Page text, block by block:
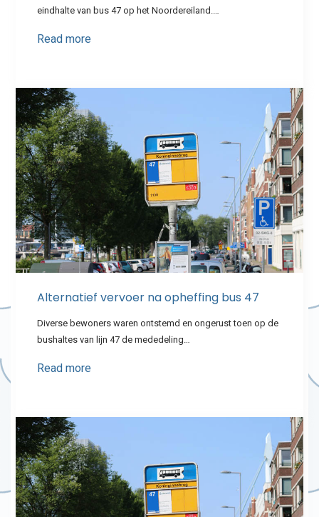
eindhalte van bus 47 op het Noordereiland.…
Read more
Alternatief vervoer na opheffing bus 47
Diverse bewoners waren ontstemd en ongerust toen op de
bushaltes van lijn 47 de mededeling…
Read more